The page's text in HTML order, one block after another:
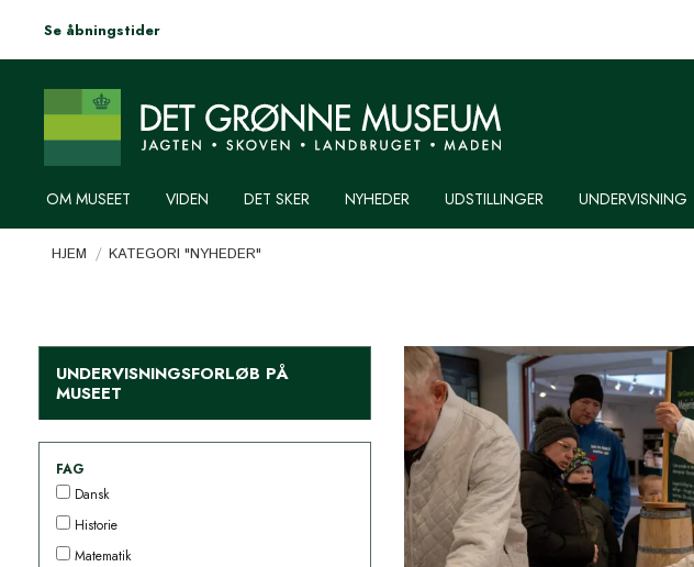
Se åbningstider
OM MUSEET VIDEN DET SKER NYHEDER UDSTILLINGER UNDERVISNING
HJEM KATEGORI "NYHEDER"
UNDERVISNINGSFORLØB PÅ
MUSEET
FAG
Dansk
Historie
Matematik